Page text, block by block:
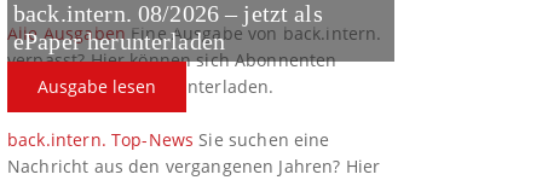
back.intern. 08/2026 – jetzt als
ePaper herunterladen
Ausgabe lesen
Alle AusgabenEine Ausgabe von back.intern.
verpasst? Hier können sich Abonnenten
ältere Ausgaben herunterladen.
back.intern. Top-News Sie suchen eine
Nachricht aus den vergangenen Jahren? Hier